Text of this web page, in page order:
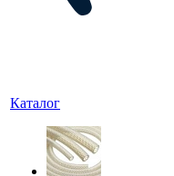
Каталог